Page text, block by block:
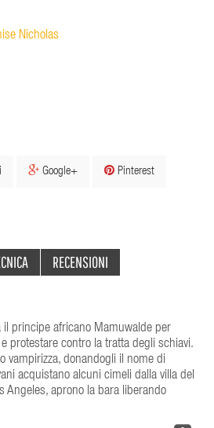
Nicholas
Google+ Pinterest
RECENSIONI
il principe africano Mamuwalde per
protestare contro la tratta degli schiavi.
vampirizza, donandogli il nome di
acquistano alcuni cimeli dalla villa del
Angeles, aprono la bara liberando